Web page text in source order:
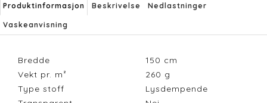
Produktinformasjon Beskrivelse Nedlastninger
Vaskeanvisning
Bredde 150 cm
Vekt pr. m²
260 g
Type stoff
Lysdempende